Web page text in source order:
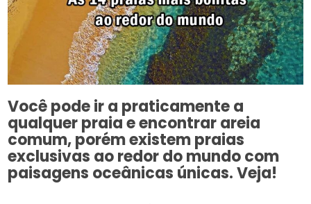
Você pode ir a praticamente a
qualquer praia e encontrar areia
comum, porém existem praias
exclusivas ao redor do mundo com
paisagens oceânicas únicas. Veja!